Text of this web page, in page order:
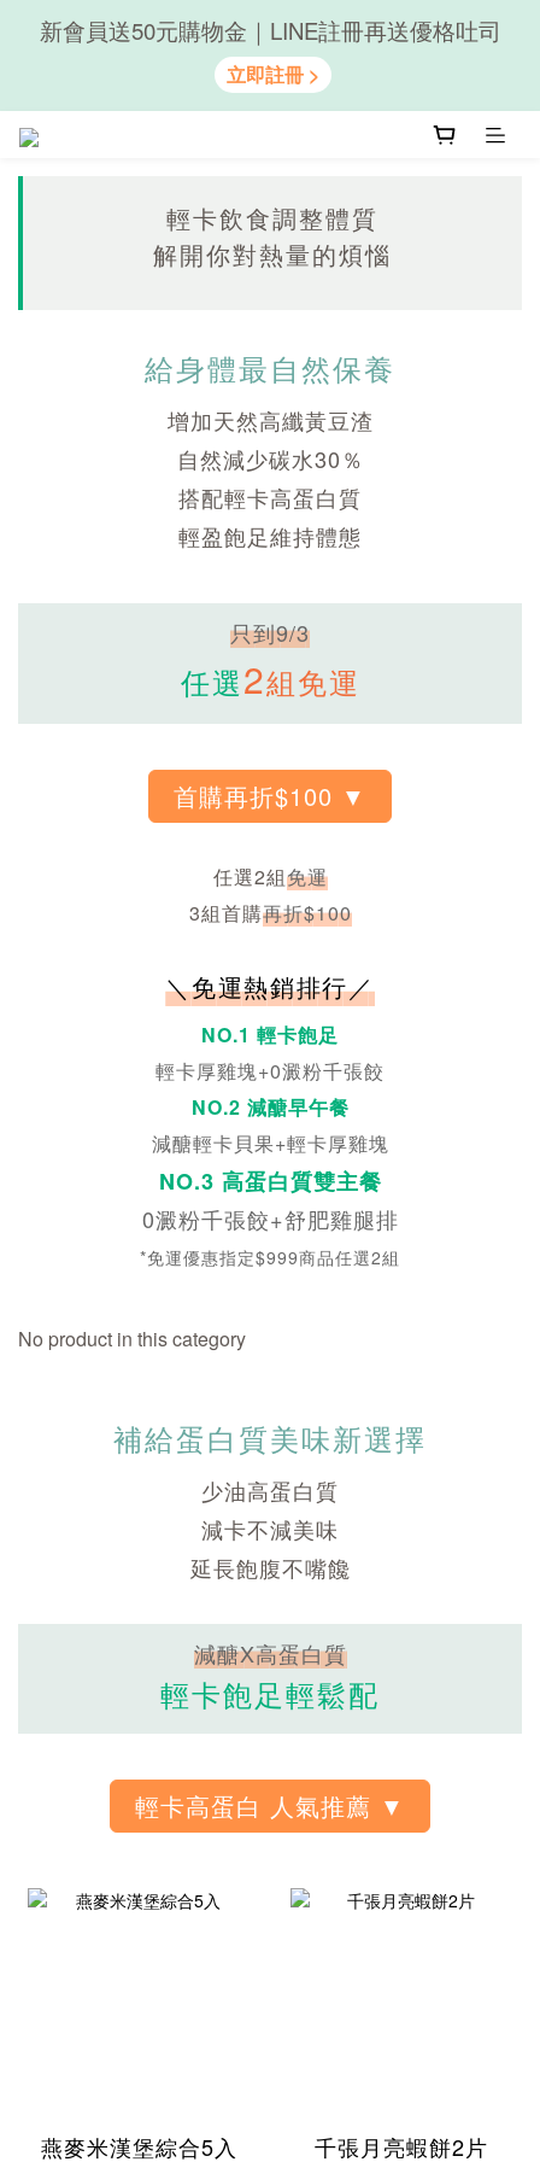
隨心享受｜貝果任選6組$899
新會員送50元購物金｜LINE註冊再送優格吐司
輕卡飲食調整體質
解開你對熱量的煩惱
給身體最自然保養
增加天然高纖黃豆渣
自然減少碳水30％
搭配輕卡高蛋白質
輕盈飽足維持體態
只到9/3
任選2組免運
任選2組免運
3組首購再折$100
＼免運熱銷排行／
NO.1 輕卡飽足
輕卡厚雞塊+0澱粉千張餃
NO.2 減醣早午餐
減醣輕卡貝果+輕卡厚雞塊
NO.3 高蛋白質雙主餐
0澱粉千張餃+舒肥雞腿排
*免運優惠指定$999商品任選2組
No product in this category
補給蛋白質美味新選擇
少油高蛋白質
減卡不減美味
延長飽腹不嘴饞
減醣X高蛋白質
輕卡飽足輕鬆配
燕麥米漢堡綜合5入 千張月亮蝦餅2片